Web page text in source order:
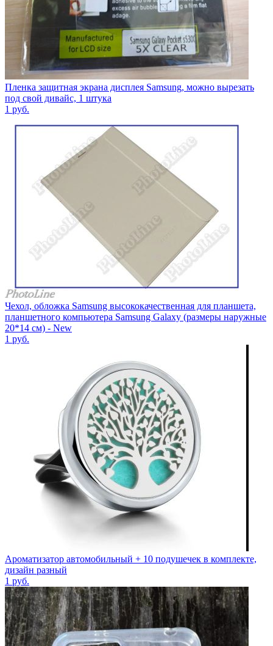
Пленка защитная экрана дисплея Samsung, можно вырезать
под свой дивайс, 1 штука
1 руб.
Чехол, обложка Samsung высококачественная для планшета,
планшетного компьютера Samsung Galaxy (размеры наружные
20*14 см) - New
1 руб.
Ароматизатор автомобильный + 10 подушечек в комплекте,
дизайн разный
1 руб.